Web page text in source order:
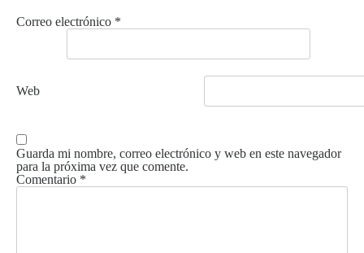
Correo electrónico *
Web
Guarda mi nombre, correo electrónico y web en este navegador
para la próxima vez que comente.
Comentario *